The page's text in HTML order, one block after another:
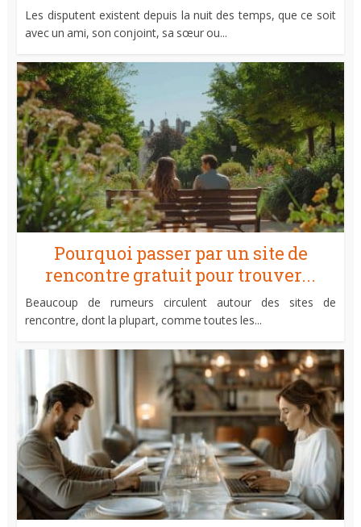
Les disputent existent depuis la nuit des temps, que ce soit
avec un ami, son conjoint, sa sœur ou...
Pourquoi passer par un site de
rencontre gratuit pour trouver...
Beaucoup de rumeurs circulent autour des sites de
rencontre, dont la plupart, comme toutes les...